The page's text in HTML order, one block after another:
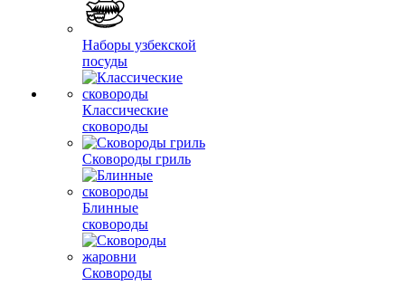
Наборы узбекской
посуды
Классические
сковороды
Сковороды гриль
Блинные
сковороды
Сковороды